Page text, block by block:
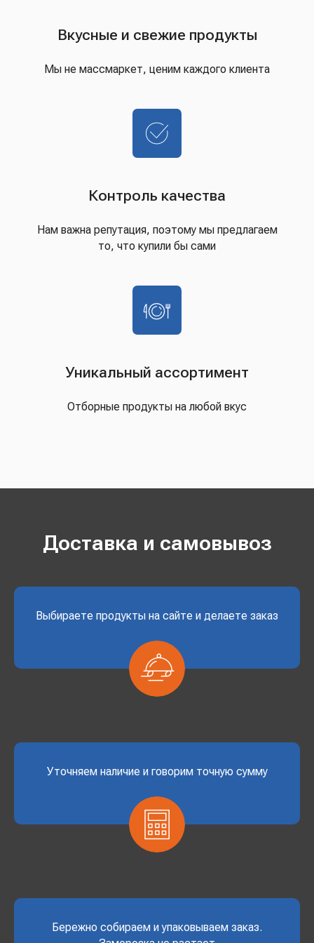
Вкусные и свежие продукты
Мы не массмаркет, ценим каждого клиента
Контроль качества
Нам важна репутация, поэтому мы предлагаем
то, что купили бы сами
Уникальный ассортимент
Отборные продукты на любой вкус
Доставка и самовывоз
Выбираете продукты на сайте и делаете заказ
Уточняем наличие и говорим точную сумму
Бережно собираем и упаковываем заказ.